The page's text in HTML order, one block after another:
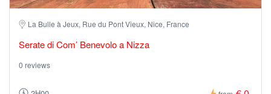
La Bulle à Jeux, Rue du Pont Vieux, Nice, France
Serate di Com’ Benevolo a Nizza
0 reviews